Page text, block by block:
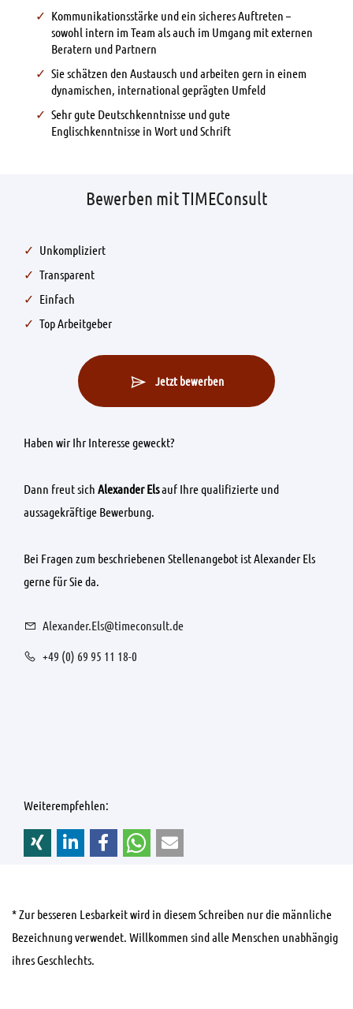
Kommunikationsstärke und ein sicheres Auftreten –
sowohl intern im Team als auch im Umgang mit externen
Beratern und Partnern
Sie schätzen den Austausch und arbeiten gern in einem
dynamischen, international geprägten Umfeld
Sehr gute Deutschkenntnisse und gute
Englischkenntnisse in Wort und Schrift
Bewerben mit TIMEConsult
Unkompliziert
Transparent
Einfach
Top Arbeitgeber
Jetzt bewerben
Haben wir Ihr Interesse geweckt?
Dann freut sich Alexander Elsauf Ihre qualifizierte und
aussagekräftige Bewerbung.
Bei Fragen zum beschriebenen Stellenangebot ist Alexander Els
gerne für Sie da.
Alexander.Els@timeconsult.de
+49 (0) 69 95 11 18-0
Weiterempfehlen:
* Zur besseren Lesbarkeit wird in diesem Schreiben nur die männliche
Bezeichnung verwendet. Willkommen sind alle Menschen unabhängig
ihres Geschlechts.